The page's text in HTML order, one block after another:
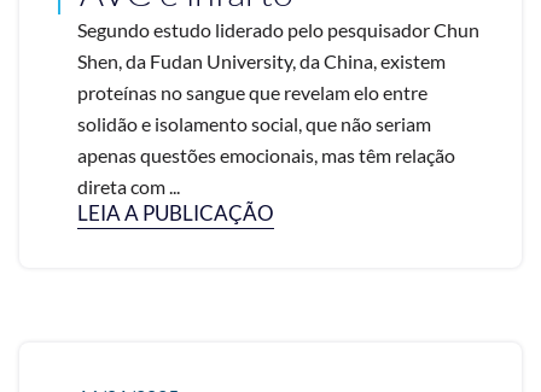
Segundo estudo liderado pelo pesquisador Chun
Shen, da Fudan University, da China, existem
proteínas no sangue que revelam elo entre
solidão e isolamento social, que não seriam
apenas questões emocionais, mas têm relação
direta com ...
LEIA A PUBLICAÇÃO